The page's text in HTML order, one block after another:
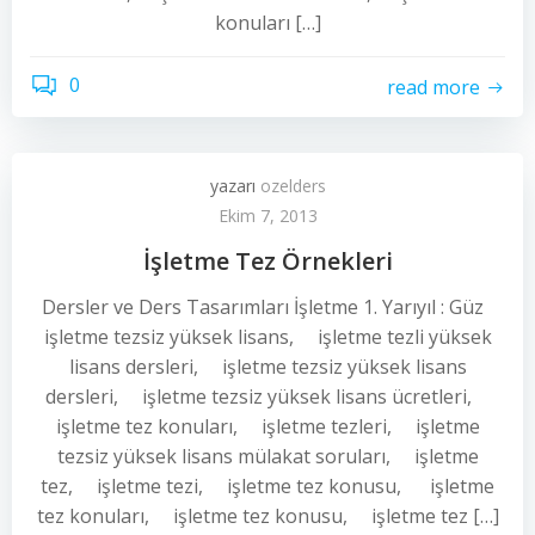
konuları […]
0 read more
yazarı ozelders
Ekim 7, 2013
İşletme Tez Örnekleri
Dersler ve Ders Tasarımları İşletme 1. Yarıyıl : Güz
işletme tezsiz yüksek lisans, işletme tezli yüksek
lisans dersleri, işletme tezsiz yüksek lisans
dersleri, işletme tezsiz yüksek lisans ücretleri,
işletme tez konuları, işletme tezleri, işletme
tezsiz yüksek lisans mülakat soruları, işletme
tez, işletme tezi, işletme tez konusu, işletme
tez konuları, işletme tez konusu, işletme tez […]